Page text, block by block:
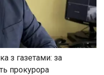
з газетами: за
прокурора